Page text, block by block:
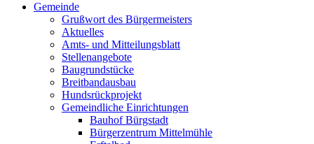
Gemeinde
Grußwort des Bürgermeisters
Aktuelles
Amts- und Mitteilungsblatt
Stellenangebote
Baugrundstücke
Breitbandausbau
Hundsrückprojekt
Gemeindliche Einrichtungen
Bauhof Bürgstadt
Bürgerzentrum Mittelmühle